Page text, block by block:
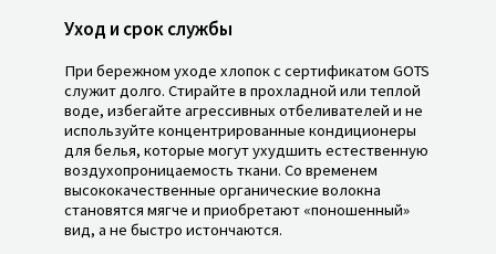
Уход и срок службы
При бережном уходе хлопок с сертификатом GOTS
служит долго. Стирайте в прохладной или теплой
воде, избегайте агрессивных отбеливателей и не
используйте концентрированные кондиционеры
для белья, которые могут ухудшить естественную
воздухопроницаемость ткани. Со временем
высококачественные органические волокна
становятся мягче и приобретают «поношенный»
вид, а не быстро истончаются.